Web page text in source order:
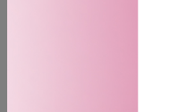
mykgjør og frisker opp,
Moonlight Flower
forfriskende og
aldringstegn, låse